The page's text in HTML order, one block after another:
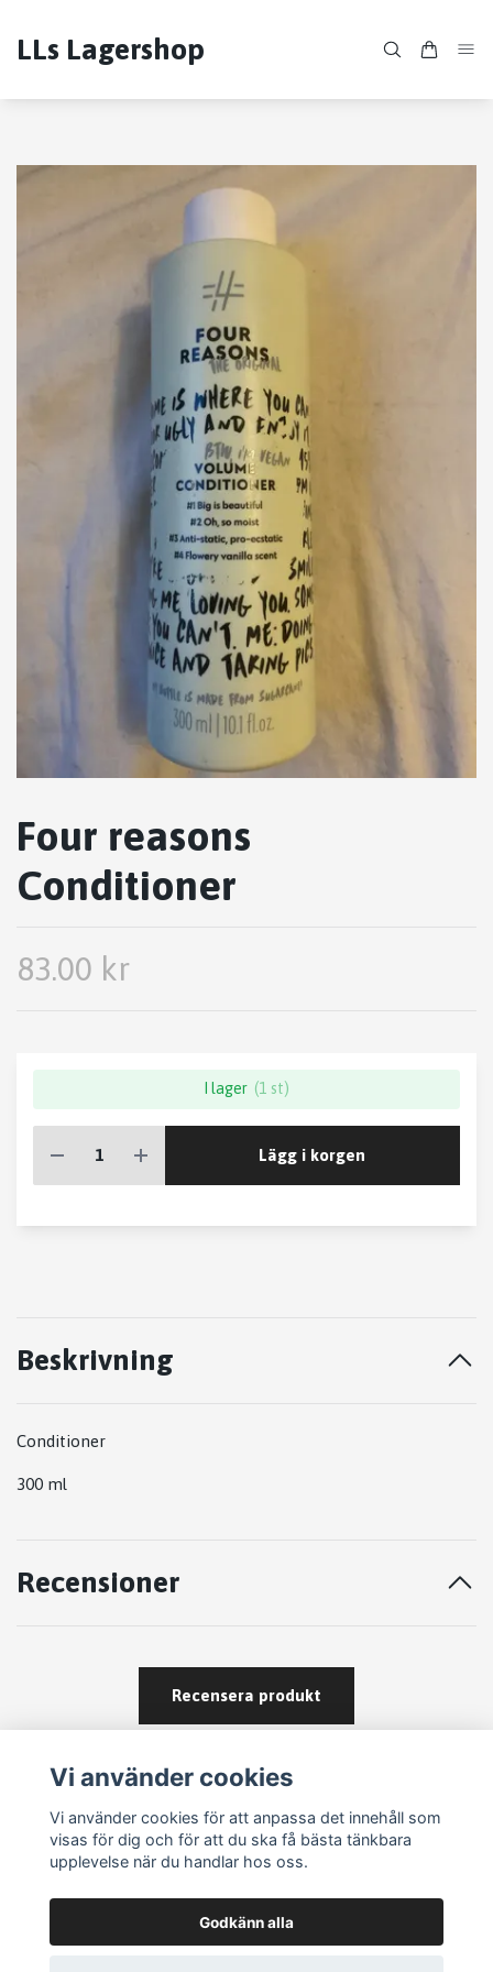
LLs Lagershop
Four reasons
Conditioner
83.00 kr
I lager (1 st)
Lägg i korgen
Beskrivning
Conditioner
300 ml
Recensioner
Recensera produkt
Vi använder cookies
Vi använder cookies för att anpassa det innehåll som
visas för dig och för att du ska få bästa tänkbara
upplevelse när du handlar hos oss.
Godkänn alla